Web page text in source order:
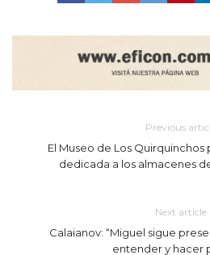
Previous
El Museo de Los Quirquinchos
dedicada a los almacenes
Next article
Calaianov: “Miguel sigue
entender y hacer